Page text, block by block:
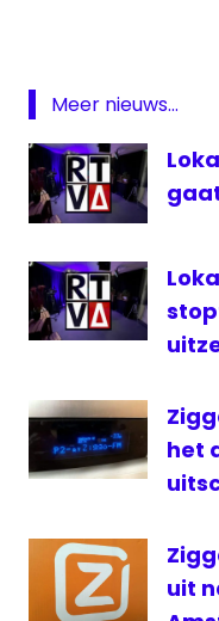
medianieuws
Reunie
RosaDigitaal
Meer nieuws...
het
uit